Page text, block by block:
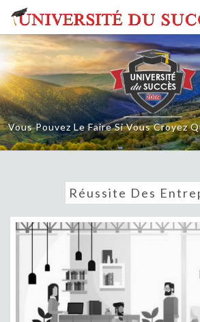
Skip
content
Vous Pouvez Le Faire Si Vous Croyez
Réussite Des